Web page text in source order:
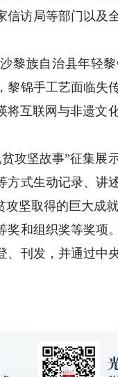
信访局等部门以及
族自治县年轻黎
黎锦手工艺面临失
互联网与非遗文
坚故事”征集展
式生动记录、讲
坚取得的巨大成就
和组织奖等奖项
刊发，并通过中